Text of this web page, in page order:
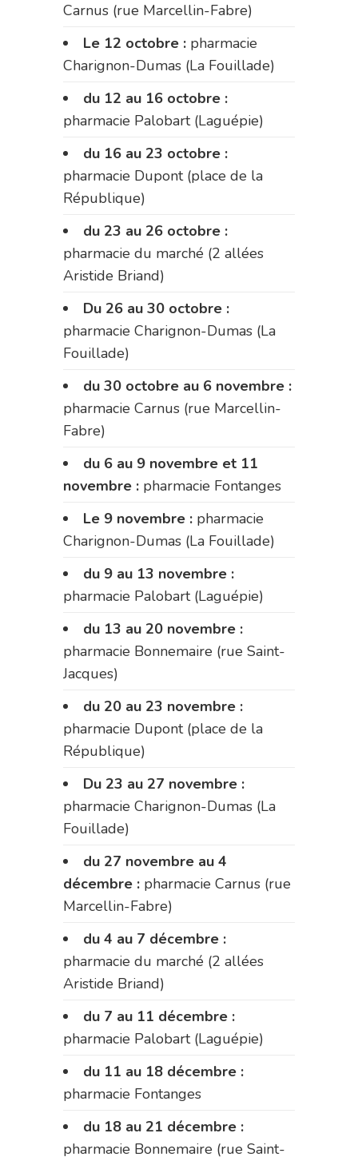
Carnus (rue Marcellin-Fabre)
Le 12 octobre : pharmacie
Charignon-Dumas (La Fouillade)
du 12 au 16 octobre :
pharmacie Palobart (Laguépie)
du 16 au 23 octobre :
pharmacie Dupont (place de la
République)
du 23 au 26 octobre :
pharmacie du marché (2 allées
Aristide Briand)
Du 26 au 30 octobre :
pharmacie Charignon-Dumas (La
Fouillade)
du 30 octobre au 6 novembre :
pharmacie Carnus (rue Marcellin-
Fabre)
du 6 au 9 novembre et 11
novembre : pharmacie Fontanges
Le 9 novembre : pharmacie
Charignon-Dumas (La Fouillade)
du 9 au 13 novembre :
pharmacie Palobart (Laguépie)
du 13 au 20 novembre :
pharmacie Bonnemaire (rue Saint-
Jacques)
du 20 au 23 novembre :
pharmacie Dupont (place de la
République)
Du 23 au 27 novembre :
pharmacie Charignon-Dumas (La
Fouillade)
du 27 novembre au 4
décembre : pharmacie Carnus (rue
Marcellin-Fabre)
du 4 au 7 décembre :
pharmacie du marché (2 allées
Aristide Briand)
du 7 au 11 décembre :
pharmacie Palobart (Laguépie)
du 11 au 18 décembre :
pharmacie Fontanges
du 18 au 21 décembre :
pharmacie Bonnemaire (rue Saint-